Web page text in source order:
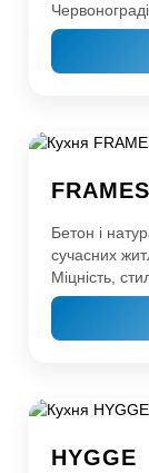
FRAMES
Бетон і
сучасних
Міцність,
HYGGE